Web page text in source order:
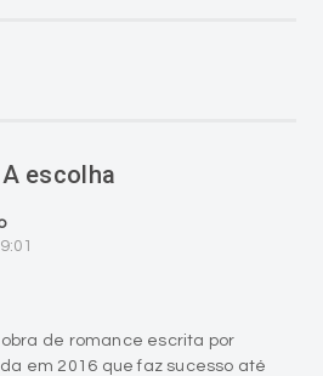
escolha
de romance escrita por
em 2016 que faz sucesso até